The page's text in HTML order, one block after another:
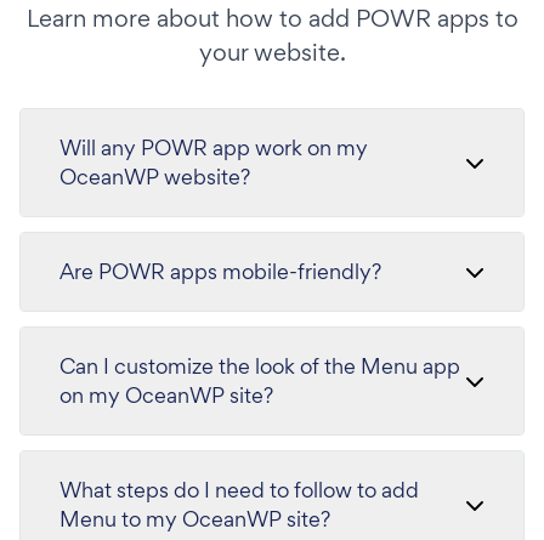
Learn more about how to add POWR apps to
your website.
Will any POWR app work on my
OceanWP website?
Are POWR apps mobile-friendly?
Can I customize the look of the Menu app
on my OceanWP site?
What steps do I need to follow to add
Menu to my OceanWP site?